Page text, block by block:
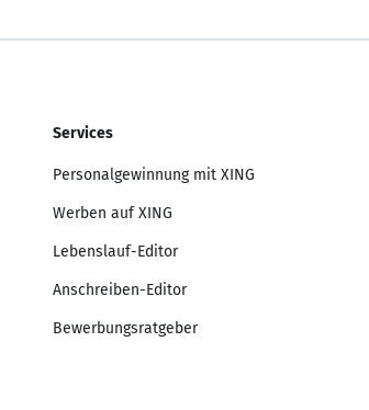
Services
Personalgewinnung mit XING
Werben auf XING
Lebenslauf-Editor
Anschreiben-Editor
Bewerbungsratgeber